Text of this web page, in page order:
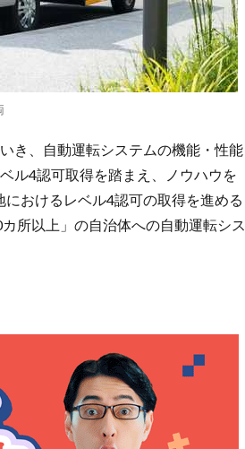
き、自動運転システムの機能・性能
ル4認可取得を踏まえ、ノウハウを
おけるレベル4認可の取得を進める
所以上」の自治体への自動運転シス